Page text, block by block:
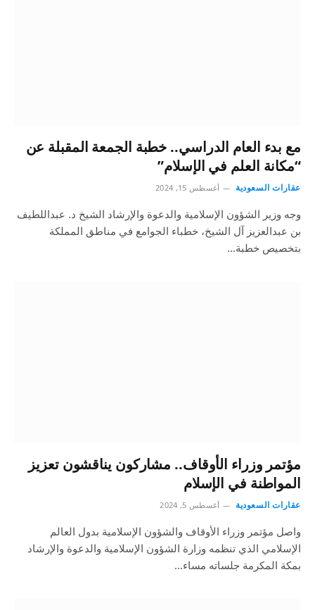
مع بدء العام الدراسي.. خطبة الجمعة المقبلة عن
“مكانة العلم في الإسلام”
عقارات السعودية أغسطس 15, 2024
وجه وزير الشؤون الإسلامية والدعوة والإرشاد الشيخ د. عبداللطيف
بن عبدالعزيز آل الشيخ، خطباء الجوامع في مناطق المملكة
بتخصيص خطبة…
مؤتمر وزراء الأوقاف.. مشاركون يناقشون تعزيز
المواطنة في الإسلام
عقارات السعودية أغسطس 5, 2024
واصل مؤتمر وزراء الأوقاف والشؤون الإسلامية بدول العالم
الإسلامي الذي تنظمه وزارة الشؤون الإسلامية والدعوة والإرشاد
بمكة المكرمة جلساته مساء…